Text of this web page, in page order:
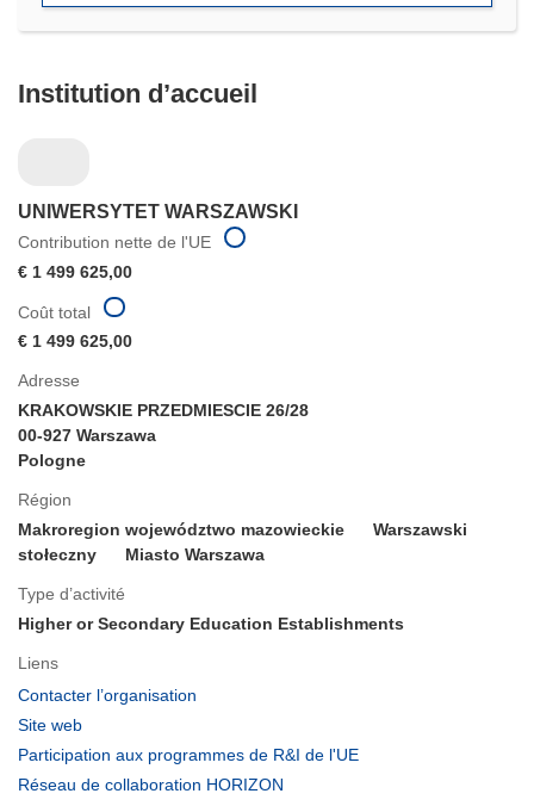
Institution d’accueil
UNIWERSYTET WARSZAWSKI
Contribution nette de l'UE
€ 1 499 625,00
Adresse
KRAKOWSKIE PRZEDMIESCIE 26/28
00-927 Warszawa
Pologne
Région
Makroregion województwo mazowieckie
Warszawski
stołeczny
Miasto Warszawa
Type d’activité
Higher or Secondary Education Establishments
Liens
Contacter l’organisation
fenêtre)
Site web
dans
une
Participation aux programmes de R&I de l'UE
Réseau de collaboration HORIZON
Coût total
€ 1 499 625,00